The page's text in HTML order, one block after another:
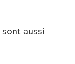
sont aussi